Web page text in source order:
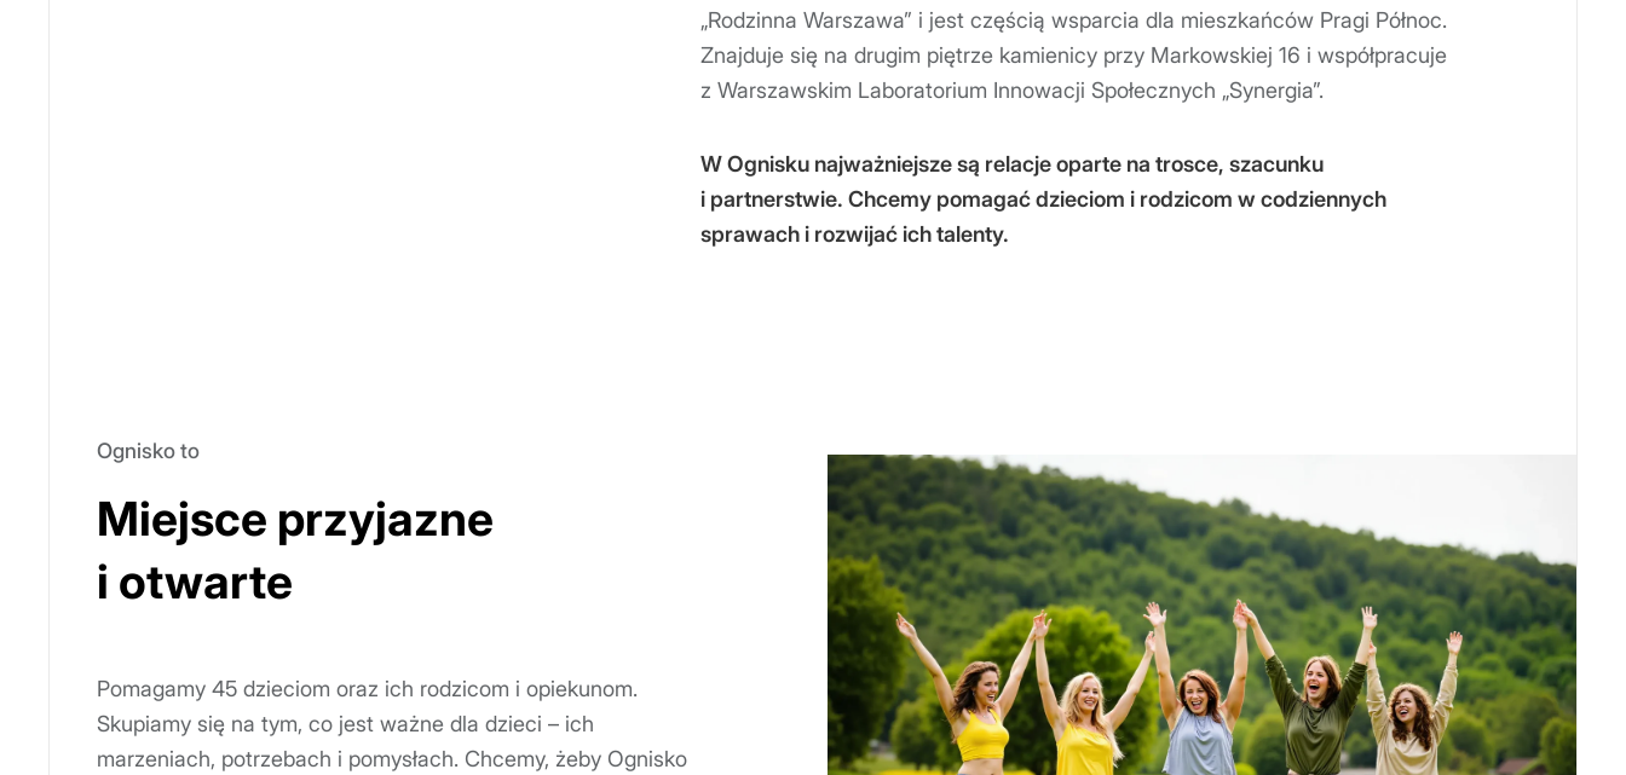
„Rodzinna Warszawa” i jest częścią wsparcia dla mieszkańców Pragi Północ.
Znajduje się na drugim piętrze kamienicy przy Markowskiej 16 i współpracuje
z Warszawskim Laboratorium Innowacji Społecznych „Synergia”.
W Ognisku najważniejsze są relacje oparte na trosce, szacunku
i partnerstwie. Chcemy pomagać dzieciom i rodzicom w codziennych
sprawach i rozwijać ich talenty.
Ognisko to
Miejsce przyjazne
i otwarte
Pomagamy 45 dzieciom oraz ich rodzicom i opiekunom.
Skupiamy się na tym, co jest ważne dla dzieci – ich
marzeniach, potrzebach i pomysłach. Chcemy, żeby Ognisko